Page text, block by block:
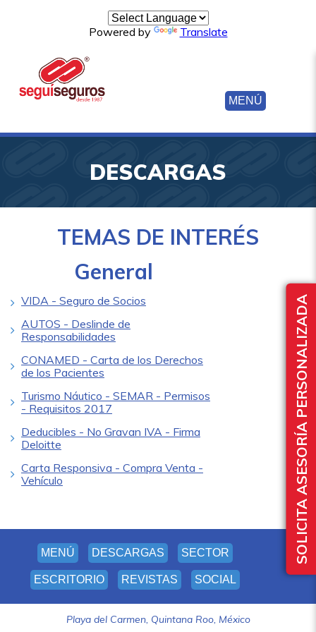
SOLICITA ASESORÍA PERSONALIZADA
Powered by Translate
MENÚ
DESCARGAS
TEMAS DE INTERÉS
General
VIDA - Seguro de Socios
AUTOS - Deslinde de
Responsabilidades
CONAMED - Carta de los Derechos
de los Pacientes
Turismo Náutico - SEMAR - Permisos
- Requisitos 2017
Deducibles - No Gravan IVA - Firma
Deloitte
Carta Responsiva - Compra Venta -
Vehículo
MENÚ DESCARGAS SECTOR
ESCRITORIO REVISTAS SOCIAL
Playa del Carmen, Quintana Roo, México